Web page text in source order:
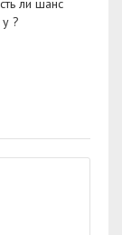
ли шанс
?